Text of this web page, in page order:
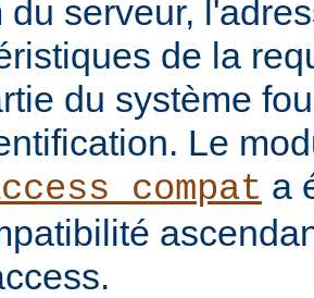
du serveur,
de la
du système
Le
a